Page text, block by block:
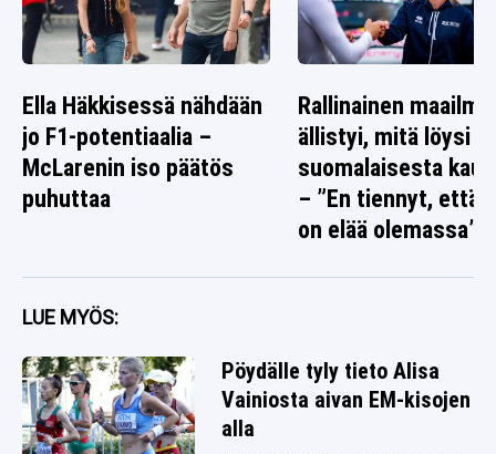
Ella Häkkisessä nähdään
jo F1-potentiaalia –
McLarenin iso päätös
puhuttaa
Rallinainen
ällistyi, mitä löysi
suomalaisesta
– ”En tiennyt, että
on elää olemassa”
LUE MYÖS:
Pöydälle tyly tieto Alisa
Vainiosta aivan EM-kisojen
alla